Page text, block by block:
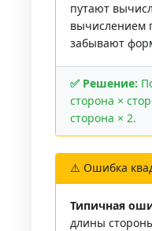
путают
вычислением
забывают
✅ Решение:
сторона ×
сторона × 2.
⚠️ Ошибка
Типичная
длины